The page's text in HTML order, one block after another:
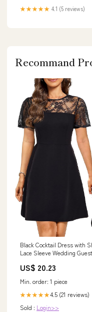
★★★★★ 4.1 (5 reviews)
Recommand
Black Cocktail Dress with
Lace Sleeve Wedding Guest
line Short Dresses Women
US$ 20.23
Min. order: 1 piece
★★★★★4.5 (21 reviews)
Sold : Login>>